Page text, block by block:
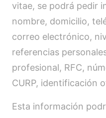
vitae, se podrá pedir
nombre, domicilio,
correo electrónico,
referencias
profesional, RFC,
CURP, identificación
Esta información